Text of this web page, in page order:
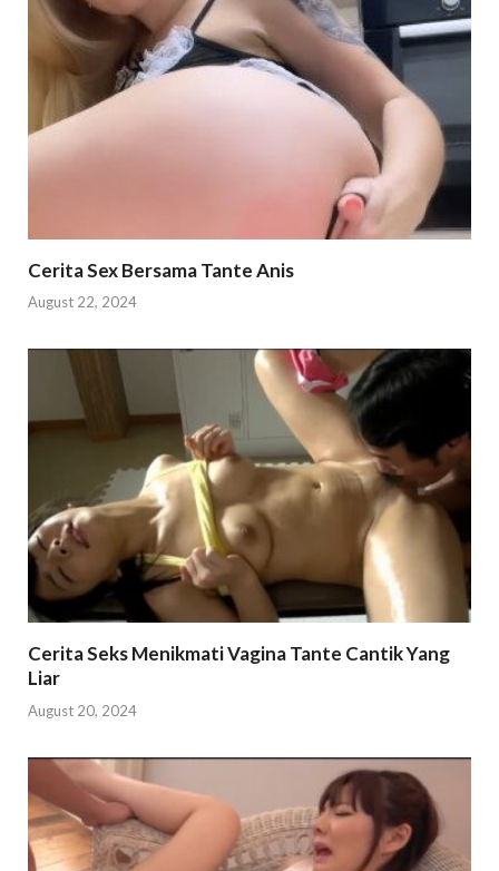
Cerita Sex Bersama Tante Anis
August 22, 2024
Cerita Seks Menikmati Vagina Tante Cantik Yang
Liar
August 20, 2024